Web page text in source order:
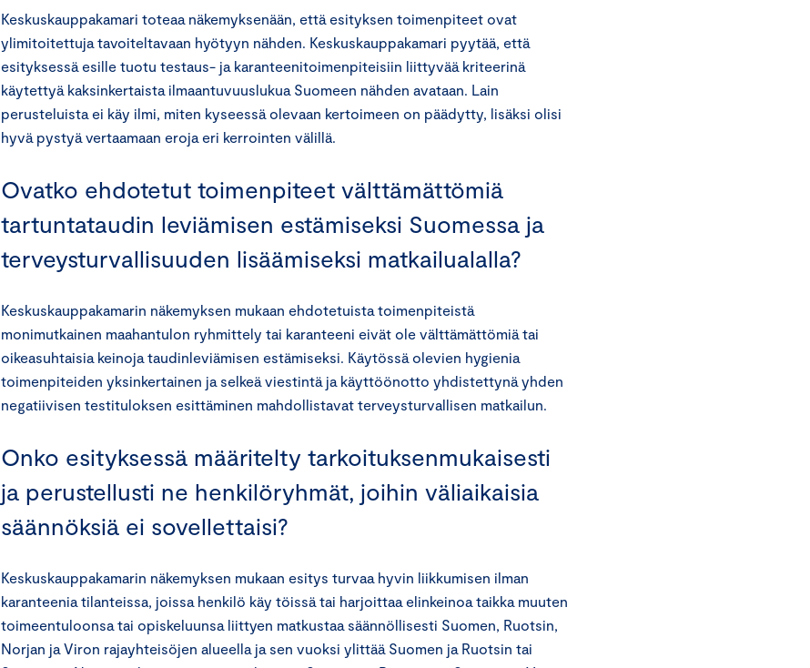
Keskuskauppakamari toteaa näkemyksenään, että esityksen toimenpiteet ovat
ylimitoitettuja tavoiteltavaan hyötyyn nähden. Keskuskauppakamari pyytää, että
esityksessä esille tuotu testaus- ja karanteenitoimenpiteisiin liittyvää kriteerinä
käytettyä kaksinkertaista ilmaantuvuuslukua Suomeen nähden avataan. Lain
perusteluista ei käy ilmi, miten kyseessä olevaan kertoimeen on päädytty, lisäksi olisi
hyvä pystyä vertaamaan eroja eri kerrointen välillä.
Ovatko ehdotetut toimenpiteet välttämättömiä
tartuntataudin leviämisen estämiseksi Suomessa ja
terveysturvallisuuden lisäämiseksi matkailualalla?
Keskuskauppakamarin näkemyksen mukaan ehdotetuista toimenpiteistä
monimutkainen maahantulon ryhmittely tai karanteeni eivät ole välttämättömiä tai
oikeasuhtaisia keinoja taudinleviämisen estämiseksi. Käytössä olevien hygienia
toimenpiteiden yksinkertainen ja selkeä viestintä ja käyttöönotto yhdistettynä yhden
negatiivisen testituloksen esittäminen mahdollistavat terveysturvallisen matkailun.
Onko esityksessä määritelty tarkoituksenmukaisesti
ja perustellusti ne henkilöryhmät, joihin väliaikaisia
säännöksiä ei sovellettaisi?
Keskuskauppakamarin näkemyksen mukaan esitys turvaa hyvin liikkumisen ilman
karanteenia tilanteissa, joissa henkilö käy töissä tai harjoittaa elinkeinoa taikka muuten
toimeentuloonsa tai opiskeluunsa liittyen matkustaa säännöllisesti Suomen, Ruotsin,
Norjan ja Viron rajayhteisöjen alueella ja sen vuoksi ylittää Suomen ja Ruotsin tai